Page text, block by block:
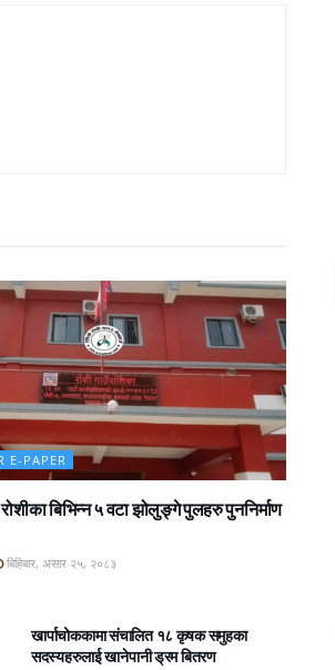
E-PAPER
रोशीका बिभिन्न ५ वटा झोलुङ्गे पुलहरु पुननिर्माण
बिहिबार, असार २५, २०८३
खार्पाचोककामा संचालित १८ कृषक समुहका
सदस्यहरुलाई खानेपानी ड्रम बितरण